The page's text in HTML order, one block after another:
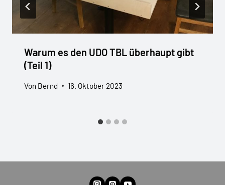
Warum es den UDO TBL überhaupt gibt
(Teil 1)
Von Bernd 16. Oktober 2023